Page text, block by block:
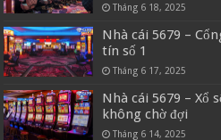
Tháng 6 18, 2025
Nhà cái 5679 –
tín số 1
Tháng 6 17, 2025
Nhà cái 5679 – Xổ
không chờ đợi
Tháng 6 14, 2025